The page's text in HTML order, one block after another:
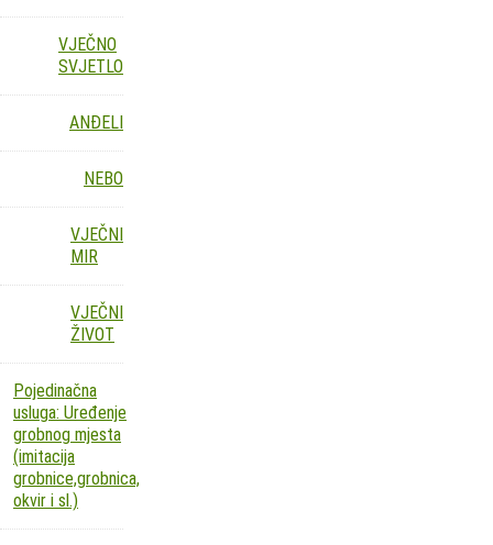
VJEČNO
SVJETLO
ANĐELI
NEBO
VJEČNI
MIR
VJEČNI
ŽIVOT
Pojedinačna
usluga: Uređenje
grobnog mjesta
(imitacija
grobnice,grobnica,
okvir i sl.)